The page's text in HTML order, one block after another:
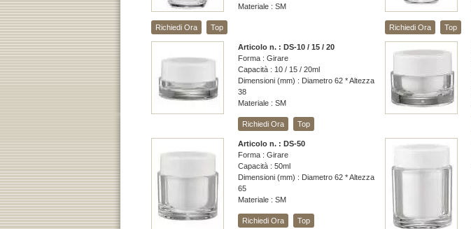
Materiale : SM
Richiedi Ora Top Richiedi Ora Top
Articolo n. : DS-10 / 15 / 20
Forma : Girare
Capacità : 10 / 15 / 20ml
Dimensioni (mm) : Diametro 62 * Altezza
38
Materiale : SM
Richiedi Ora Top
Articolo n. : DS-50
Forma : Girare
Capacità : 50ml
Dimensioni (mm) : Diametro 62 * Altezza
65
Materiale : SM
Richiedi Ora Top